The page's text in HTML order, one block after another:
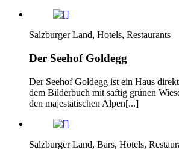
Salzburger Land, Hotels, Restaurants
Der Seehof Goldegg
Der Seehof Goldegg ist ein Haus
dem Bilderbuch mit saftig grünen
den majestätischen Alpen[...]
Salzburger Land, Bars, Hotels,